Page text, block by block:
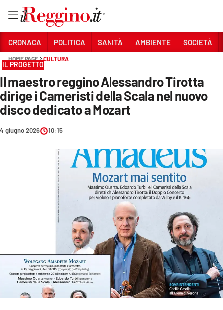
Sezioni
CRONACA
POLITICA
SANITÀ
ECONOMIA E LAVORO
SPORT
Streaming
CRONACA POLITICA SANITÀ AMBIENTE SOCIETÀ
HOME PAGE CULTURA
IL PROGETTO
Il maestro reggino Alessandro Tirotta
dirige i Cameristi della Scala nel nuovo
disco dedicato a Mozart
4 giugno 2026 10:15